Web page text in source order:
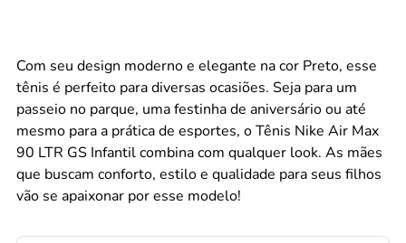
Com seu design moderno e elegante na cor Preto, esse
tênis é perfeito para diversas ocasiões. Seja para um
passeio no parque, uma festinha de aniversário ou até
mesmo para a prática de esportes, o Tênis Nike Air Max
90 LTR GS Infantil combina com qualquer look. As mães
que buscam conforto, estilo e qualidade para seus filhos
vão se apaixonar por esse modelo!